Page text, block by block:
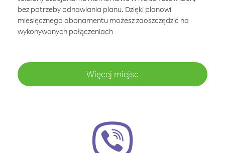
bez potrzeby odnawiania planu. Dzięki planowi
miesięcznego abonamentu możesz zaoszczędzić na
wykonywanych połączeniach
Więcej miejsc